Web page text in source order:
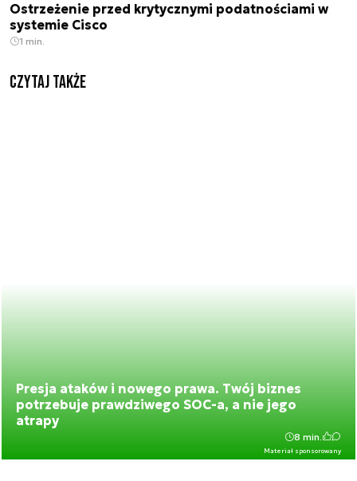
Ostrzeżenie przed krytycznymi podatnościami w
systemie Cisco
1 min.
Czytaj także
Presja ataków i nowego prawa. Twój biznes
potrzebuje prawdziwego SOC-a, a nie jego
atrapy
Materiał sponsorowany
8 min.